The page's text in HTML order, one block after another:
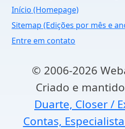
Início (Homepage)
Sitemap (Edições por mês e
Entre em contato
© 2006-2026
Criado e
Duarte, Closer /
Contas,